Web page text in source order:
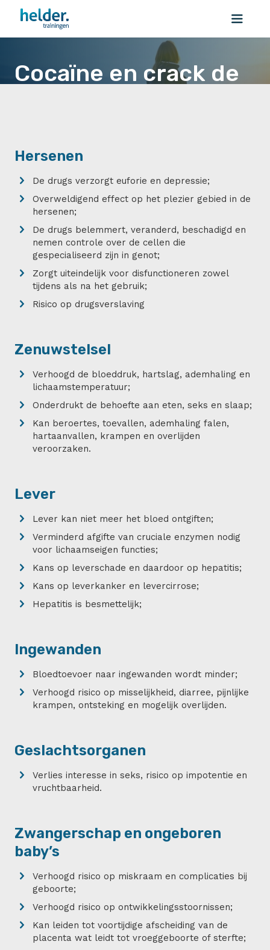
Cocaïne en crack de
Hersenen
De drugs verzorgt euforie en depressie;
Overweldigend effect op het plezier gebied in de
hersenen;
De drugs belemmert, veranderd, beschadigd en
nemen controle over de cellen die
gespecialiseerd zijn in genot;
Zorgt uiteindelijk voor disfunctioneren zowel
tijdens als na het gebruik;
Risico op drugsverslaving
Zenuwstelsel
Verhoogd de bloeddruk, hartslag, ademhaling en
lichaamstemperatuur;
Onderdrukt de behoefte aan eten, seks en slaap;
Kan beroertes, toevallen, ademhaling falen,
hartaanvallen, krampen en overlijden
veroorzaken.
Lever
Lever kan niet meer het bloed ontgiften;
Verminderd afgifte van cruciale enzymen nodig
voor lichaamseigen functies;
Kans op leverschade en daardoor op hepatitis;
Kans op leverkanker en levercirrose;
Hepatitis is besmettelijk;
Ingewanden
Bloedtoevoer naar ingewanden wordt minder;
Verhoogd risico op misselijkheid, diarree, pijnlijke
krampen, ontsteking en mogelijk overlijden.
Geslachtsorganen
Verlies interesse in seks, risico op impotentie en
vruchtbaarheid.
Zwangerschap en ongeboren
baby’s
Verhoogd risico op miskraam en complicaties bij
geboorte;
Verhoogd risico op ontwikkelingsstoornissen;
Kan leiden tot voortijdige afscheiding van de
placenta wat leidt tot vroeggeboorte of sterfte;